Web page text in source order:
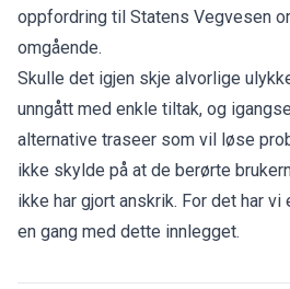
oppfordring til Statens Vegvesen
omgående.
Skulle det igjen skje alvorlige
unngått med enkle tiltak, og
alternative traseer som vil løse
ikke skylde på at de berørte
ikke har gjort anskrik. For det har
en gang med dette innlegget.